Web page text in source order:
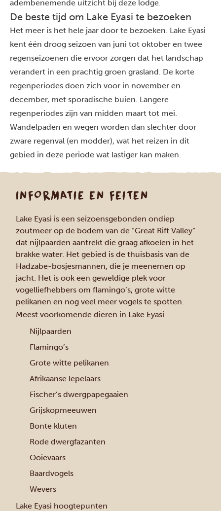
adembenemende uitzicht bij deze lodge.
De beste tijd om Lake Eyasi te bezoeken
Het meer is het hele jaar door te bezoeken. Lake Eyasi
kent één droog seizoen van juni tot oktober en twee
regenseizoenen die ervoor zorgen dat het landschap
verandert in een prachtig groen grasland. De korte
regenperiodes doen zich voor in november en
december, met sporadische buien. Langere
regenperiodes zijn van midden maart tot mei.
Wandelpaden en wegen worden dan slechter door
zware regenval (en modder), wat het reizen in dit
gebied in deze periode wat lastiger kan maken.
INFORMATIE EN FEITEN
Lake Eyasi is een seizoensgebonden ondiep
zoutmeer op de bodem van de “Great Rift Valley”
dat nijlpaarden aantrekt die graag afkoelen in het
brakke water. Het gebied is de thuisbasis van de
Hadzabe-bosjesmannen, die je meenemen op
jacht. Het is ook een geweldige plek voor
vogelliefhebbers om flamingo’s, grote witte
pelikanen en nog veel meer vogels te spotten.
Meest voorkomende dieren in Lake Eyasi
Nijlpaarden
Flamingo’s
Grote witte pelikanen
Afrikaanse lepelaars
Fischer’s dwergpapegaaien
Grijskopmeeuwen
Bonte kluten
Rode dwergfazanten
Ooievaars
Baardvogels
Wevers
Lake Eyasi hoogtepunten